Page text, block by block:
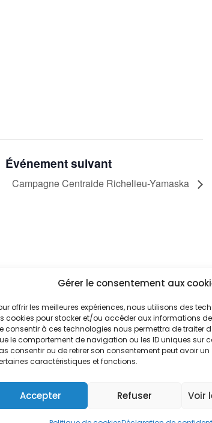
Gérer le consentement aux
offrir les meilleures expériences, nous utilisons des
cookies pour stocker et/ou accéder aux informations
consentir à ces technologies nous permettra de traiter
le comportement de navigation ou les ID uniques sur
consentir ou de retirer son consentement peut avoir
caractéristiques et fonctions.
Accepter Refuser Voir
Événement suivant
Campagne Centraide Richelieu-Yamaska
Restez informés
Abonnez-vous aux alertes municipales
Je m'abonne